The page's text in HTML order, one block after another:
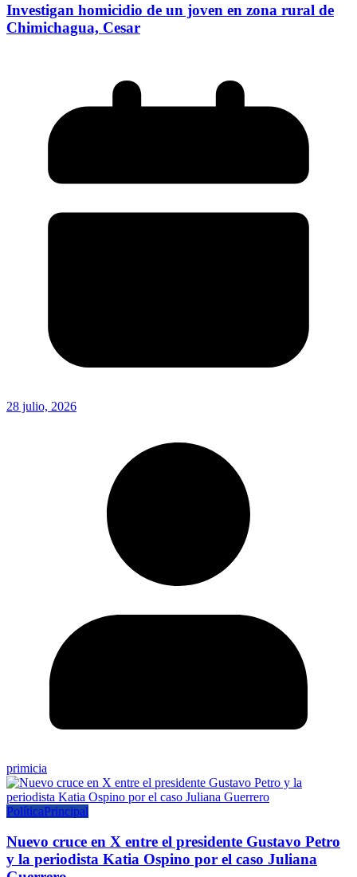
Investigan homicidio de un joven en zona rural de
Chimichagua, Cesar
28 julio, 2026
primicia
PolíticaPrincipal
Nuevo cruce en X entre el presidente Gustavo Petro
y la periodista Katia Ospino por el caso Juliana